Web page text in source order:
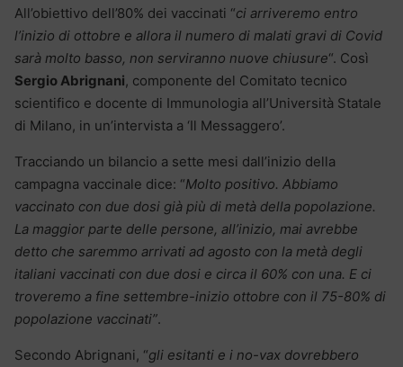
All’obiettivo dell’80% dei vaccinati “ci arriveremo entro
l’inizio di ottobre e allora il numero di malati gravi di Covid
sarà molto basso, non serviranno nuove chiusure“. Così
Sergio Abrignani, componente del Comitato tecnico
scientifico e docente di Immunologia all’Università Statale
di Milano, in un’intervista a ‘Il Messaggero’.
Tracciando un bilancio a sette mesi dall’inizio della
campagna vaccinale dice: “Molto positivo. Abbiamo
vaccinato con due dosi già più di metà della popolazione.
La maggior parte delle persone, all’inizio, mai avrebbe
detto che saremmo arrivati ad agosto con la metà degli
italiani vaccinati con due dosi e circa il 60% con una. E ci
troveremo a fine settembre-inizio ottobre con il 75-80% di
popolazione vaccinati”.
Secondo Abrignani, “gli esitanti e i no-vax dovrebbero